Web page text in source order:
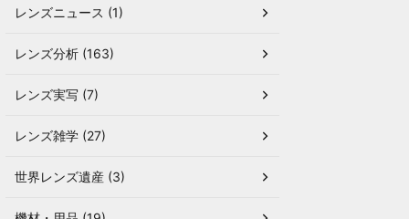
レンズニュース (1)
レンズ分析 (163)
レンズ実写 (7)
レンズ雑学 (27)
世界レンズ遺産 (3)